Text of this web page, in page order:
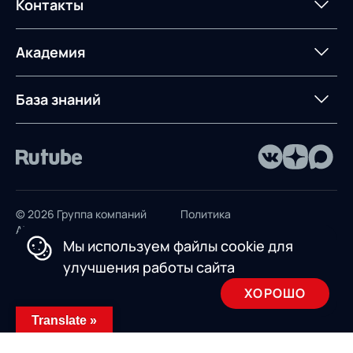
Управление
контейнерным
терминалом
Контакты
Контакты
Академия
Предложение для
База знаний
© 2026 Группа компаний
AXELOT
Политика
Пользовательское
соглашение
Мы используем файлы cookie для
улучшения работы сайта
ХОРОШО
Translate »